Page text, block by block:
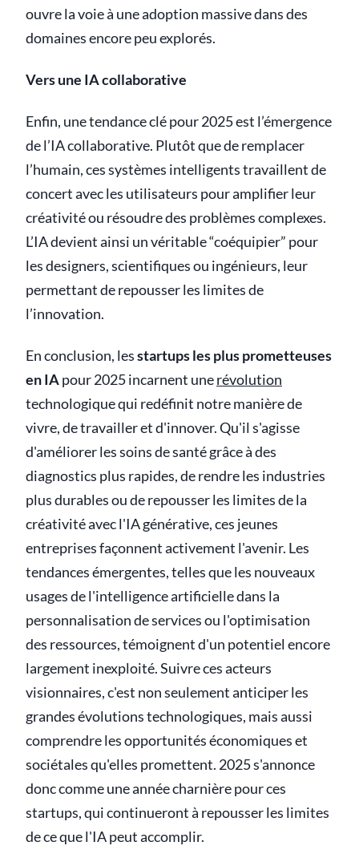
ouvre la voie à une adoption massive dans des
domaines encore peu explorés.
Vers une IA collaborative
Enfin, une tendance clé pour 2025 est l’émergence
de l’IA collaborative. Plutôt que de remplacer
l’humain, ces systèmes intelligents travaillent de
concert avec les utilisateurs pour amplifier leur
créativité ou résoudre des problèmes complexes.
L’IA devient ainsi un véritable “coéquipier” pour
les designers, scientifiques ou ingénieurs, leur
permettant de repousser les limites de
l’innovation.
En conclusion, lesstartups les plus prometteuses
en IApour 2025 incarnent unerévolution
technologique qui redéfinit notre manière de
vivre, de travailler et d'innover. Qu'il s'agisse
d'améliorer les soins de santé grâce à des
diagnostics plus rapides, de rendre les industries
plus durables ou de repousser les limites de la
créativité avec l'IA générative, ces jeunes
entreprises façonnent activement l'avenir. Les
tendances émergentes, telles que les nouveaux
usages de l'intelligence artificielle dans la
personnalisation de services ou l'optimisation
des ressources, témoignent d'un potentiel encore
largement inexploité. Suivre ces acteurs
visionnaires, c'est non seulement anticiper les
grandes évolutions technologiques, mais aussi
comprendre les opportunités économiques et
sociétales qu'elles promettent. 2025 s'annonce
donc comme une année charnière pour ces
startups, qui continueront à repousser les limites
de ce que l'IA peut accomplir.